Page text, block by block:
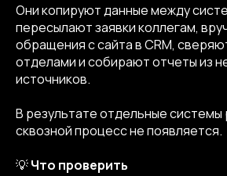
Они копируют данные между
пересылают заявки коллегам,
обращения с сайта в CRM,
отделами и собирают отчеты из
источников.
В результате отдельные системы
сквозной процесс не появляется.
💡Что проверить